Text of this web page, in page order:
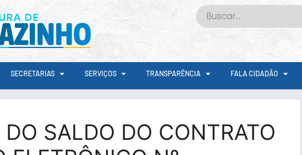
SECRETARIAS SERVIÇOS TRANSPARÊNCIA FALA CIDADÃO
DO SALDO DO CONTRATO